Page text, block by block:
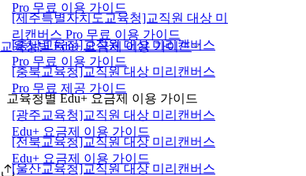
교육청별 Edu+ 요금제 이용 가이드
Pro 무료 이용 가이드
[제주특별자치도교육청]교직원 대상 미
리캔버스 Pro 무료 이용 가이드
[충남교육청]교직원 대상 미리캔버스
Pro 무료 이용 가이드
[충북교육청]교직원 대상 미리캔버스
Pro 무료 제공 가이드
교육청별 Edu+ 요금제 이용 가이드
[광주교육청]교직원 대상 미리캔버스
Edu+ 요금제 이용 가이드
[전북교육청]교직원 대상 미리캔버스
Edu+ 요금제 이용 가이드
[울산교육청]교직원 대상 미리캔버스